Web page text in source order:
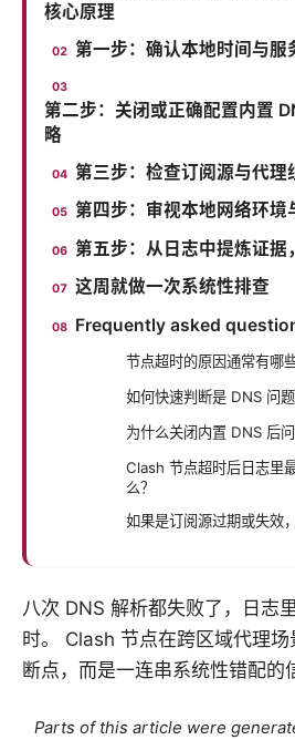
核心原理
第一步：确认本地时间与服
第二步：关闭或正确配置内置
略
第三步：检查订阅源与代理
第四步：审视本地网络环境
第五步：从日志中提炼证据
这周就做一次系统性排查
Frequently asked
节点超时的原因通常有哪些
如何快速判断是 DNS 问
为什么关闭内置 DNS 后问
Clash 节点超时后日志里
么？
如果是订阅源过期或失效
八次 DNS 解析都失败了，日志
时。 Clash 节点在跨区域代理场
断点，而是一连串系统性错配的
Parts of this article were